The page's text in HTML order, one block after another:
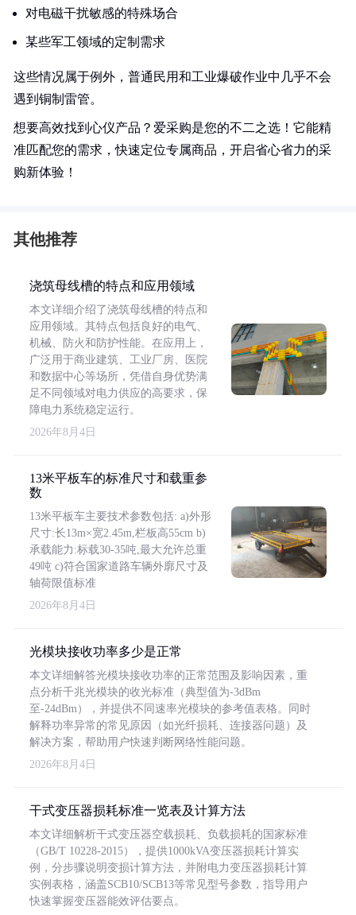
对电磁干扰敏感的特殊场合
某些军工领域的定制需求
这些情况属于例外，普通民用和工业爆破作业中几乎不会
遇到铜制雷管。
想要高效找到心仪产品？爱采购是您的不二之选！它能精
准匹配您的需求，快速定位专属商品，开启省心省力的采
购新体验！
其他推荐
浇筑母线槽的特点和应用领域
本文详细介绍了浇筑母线槽的特点和
应用领域。其特点包括良好的电气、
机械、防火和防护性能。在应用上，
广泛用于商业建筑、工业厂房、医院
和数据中心等场所，凭借自身优势满
足不同领域对电力供应的高要求，保
障电力系统稳定运行。
2026年8月4日
13米平板车的标准尺寸和载重参
数
13米平板车主要技术参数包括: a)外形
尺寸:长13m×宽2.45m,栏板高55cm b)
承载能力:标载30-35吨,最大允许总重
49吨 c)符合国家道路车辆外廓尺寸及
轴荷限值标准
2026年8月4日
光模块接收功率多少是正常
本文详细解答光模块接收功率的正常范围及影响因素，重
点分析千兆光模块的收光标准（典型值为-3dBm
至-24dBm），并提供不同速率光模块的参考值表格。同时
解释功率异常的常见原因（如光纤损耗、连接器问题）及
解决方案，帮助用户快速判断网络性能问题。
2026年8月4日
干式变压器损耗标准一览表及计算方法
本文详细解析干式变压器空载损耗、负载损耗的国家标准
（GB/T 10228-2015），提供1000kVA变压器损耗计算实
例，分步骤说明变损计算方法，并附电力变压器损耗计算
实例表格，涵盖SCB10/SCB13等常见型号参数，指导用户
快速掌握变压器能效评估要点。